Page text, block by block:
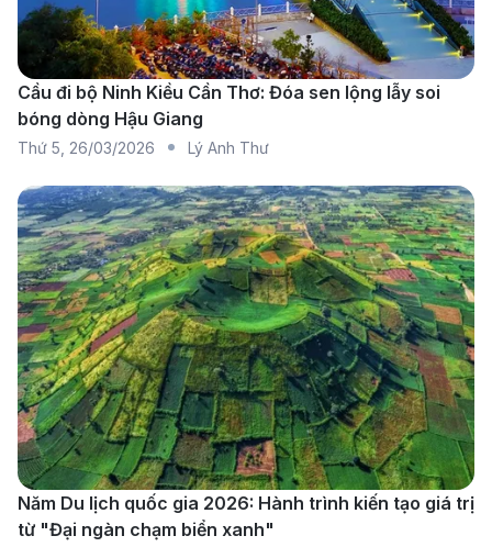
với người cần di chuyển trong nước và nối chuyến
dễ dàng.
Scoot: Thương hiệu giá rẻ trực thuộc Singapore
Airlines, thường nối tuyến Phuket – Singapore – Hà
Nội. Chất lượng ổn định, chi phí tiết kiệm, phù hợp
với hành trình dài và kết hợp du lịch nhiều điểm.
Thai Airways:Hãng quốc gia của Thái Lan, phục
vụ tuyến Phuket đi Hà Nội qua Bangkok với tiêu
chuẩn cao. Dịch vụ chuyên nghiệp, chỗ ngồi thoải
mái, thích hợp với khách doanh nhân và nghỉ
dưỡng cao cấp.
Bảng thông tin các hãng hàng không khai thácvé
máy bay từ Phuket đi Hà Nội:
Hãng hàng không Tần suất
Trạm dừng
biến
Cầu đi bộ Ninh Kiều Cần Thơ: Đóa sen lộng lẫy soi
bóng dòng Hậu Giang
Thứ 5 26/03/2026 Lý Anh Thư
Năm Du lịch quốc gia 2026: Hành trình kiến tạo giá trị
từ "Đại ngàn chạm biển xanh"